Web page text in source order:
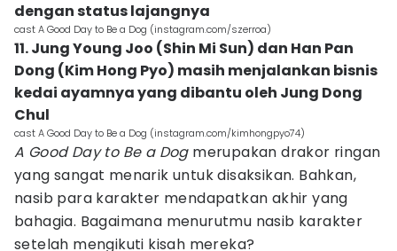
dengan status lajangnya
cast A Good Day to Be a Dog (instagram.com/szerroa)
11. Jung Young Joo (Shin Mi Sun) dan Han Pan
Dong (Kim Hong Pyo) masih menjalankan bisnis
kedai ayamnya yang dibantu oleh Jung Dong
Chul
cast A Good Day to Be a Dog (instagram.com/kimhongpyo74)
A Good Day to Be a Dog merupakan drakor ringan
yang sangat menarik untuk disaksikan. Bahkan,
nasib para karakter mendapatkan akhir yang
bahagia. Bagaimana menurutmu nasib karakter
setelah mengikuti kisah mereka?